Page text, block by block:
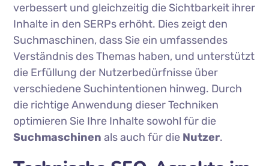
verbessert und gleichzeitig die Sichtbarkeit ihrer
Inhalte in den SERPs erhöht. Dies zeigt den
Suchmaschinen, dass Sie ein umfassendes
Verständnis des Themas haben, und unterstützt
die Erfüllung der Nutzerbedürfnisse über
verschiedene Suchintentionen hinweg. Durch
die richtige Anwendung dieser Techniken
optimieren Sie Ihre Inhalte sowohl für die
Suchmaschinen als auch für die Nutzer.